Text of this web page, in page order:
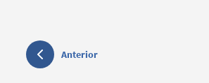
Anterior